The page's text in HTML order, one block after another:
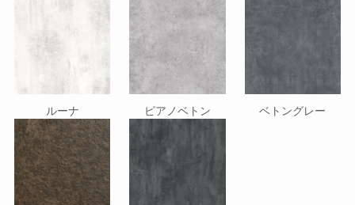
ルーナ ピアノベトン ベトングレー